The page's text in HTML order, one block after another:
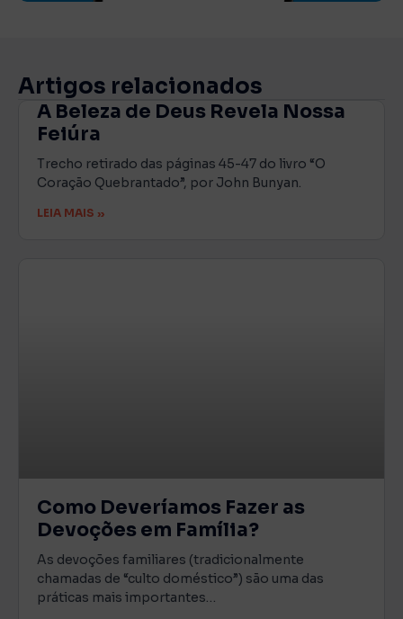
Artigos relacionados
A Beleza de Deus Revela Nossa
Feiúra
Trecho retirado das páginas 45-47 do livro “O
Coração Quebrantado”, por John Bunyan.
LEIA MAIS »
Como Deveríamos Fazer as
Devoções em Família?
As devoções familiares (tradicionalmente
chamadas de “culto doméstico”) são uma das
práticas mais importantes…